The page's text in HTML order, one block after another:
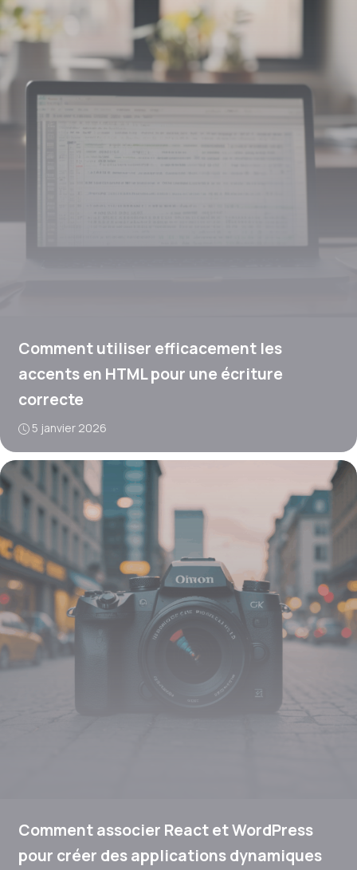
Comment utiliser efficacement les
accents en HTML pour une écriture
correcte
5 janvier 2026
Comment associer React et WordPress
pour créer des applications dynamiques